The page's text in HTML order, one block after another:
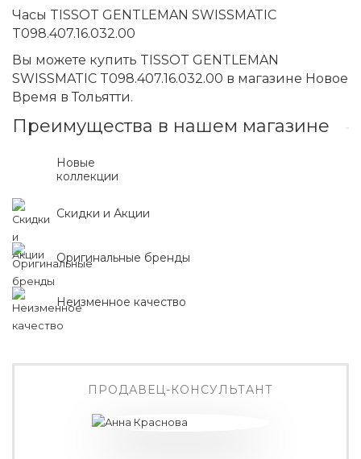
Часы TISSOT GENTLEMAN SWISSMATIC
T098.407.16.032.00
Вы можете купить TISSOT GENTLEMAN
SWISSMATIC T098.407.16.032.00 в магазине Новое
Время в Тольятти.
Преимущества в нашем магазине
Новые
коллекции
Скидки и Акции
Оригинальные бренды
Неизменное качество
ПРОДАВЕЦ-КОНСУЛЬТАНТ